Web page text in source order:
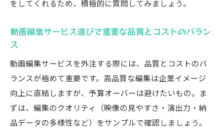
をしてくれるため、積極的に質問してみましょう。
動画編集サービス選びで重要な品質とコストのバラン
ス
動画編集サービスを外注する際には、品質とコストのバ
ランスが極めて重要です。高品質な編集は企業イメージ
向上に直結しますが、予算オーバーは避けたいもの。ま
ずは、編集のクオリティ（映像の見やすさ・演出力・納
品データの多様性など）をサンプルで確認しましょう。